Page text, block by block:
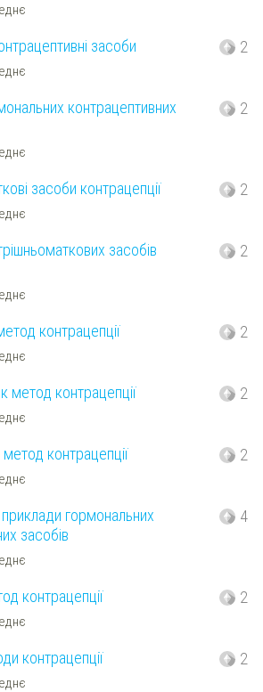
засоби 2
контрацептивних
2
засоби контрацепції 2
засобів
2
контрацепції 2
метод контрацепції 2
контрацепції 2
приклади гормональних
засобів
4
контрацепції 2
контрацепції 2